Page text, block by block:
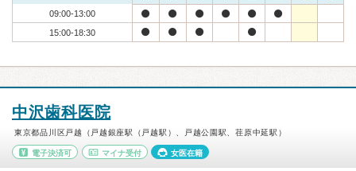
09:00-13:00
15:00-18:30
中沢歯科医院
東京都品川区戸越（戸越銀座駅（戸越駅）、戸越公園駅、荏原中延駅）
電子決済可 マイナ受付 女医在籍